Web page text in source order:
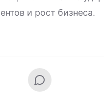
и рост бизнеса.